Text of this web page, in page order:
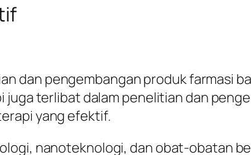
dan pengembangan produk farmasi
terlibat dalam penelitian dan
yang efektif.
nanoteknologi, dan obat-obatan